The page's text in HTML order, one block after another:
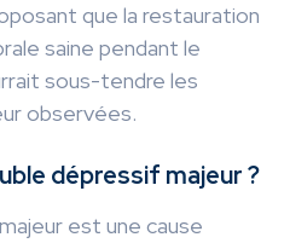
que la restauration
saine pendant le
sous-tendre les
observées.
dépressif majeur ?
est une cause